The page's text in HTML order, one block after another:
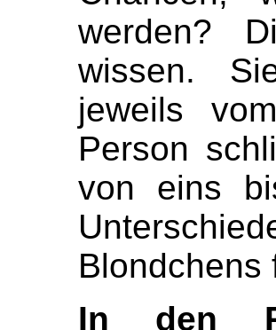
werden?
wissen.
jeweils
Person
von eins
Blondchens
In den